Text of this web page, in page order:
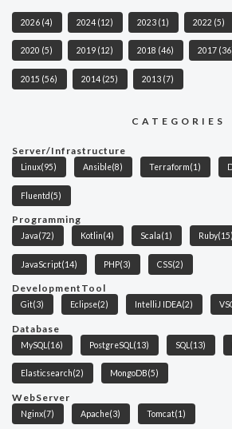
2026 (4) 2024 (12) 2023 (1) 2022 (5)
2020 (5) 2019 (12) 2018 (46) 2017
2015 (56) 2014 (25) 2013 (7)
CATEGORIES
Server/Infrastructure
Linux(95) Ansible(8) Terraform(1)
Fluentd (5)
Programming
Java(72) Kotlin(4) Scala(1) Ruby(15)
JavaScript(14) PHP(3) CSS(2)
DevelopmentTool
Git(3) Eclipse(2) IntelliJ IDEA(2)
Database
MySQL (16) PostgreSQL (13) SQL (13)
Elasticsearch(2) MongoDB(5)
WebServer
Nginx(7) Apache(3) Tomcat(1)